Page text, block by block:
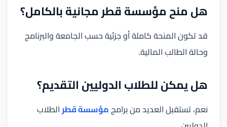
هل منح مؤسسة قطر مجانية بالكامل؟
قد تكون المنحة كاملة أو جزئية حسب الجامعة والبرنامج
وحالة الطالب المالية.
هل يمكن للطلاب الدوليين التقديم؟
نعم، تستقبل العديد من برامجمؤسسة قطرالطلاب